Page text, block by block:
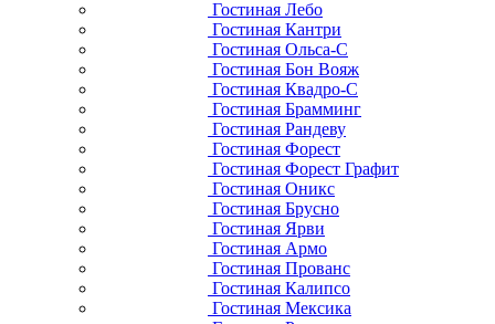
Гостиная Лебо
Гостиная Кантри
Гостиная Ольса-С
Гостиная Бон Вояж
Гостиная Квадро-С
Гостиная Брамминг
Гостиная Рандеву
Гостиная Форест
Гостиная Форест Графит
Гостиная Оникс
Гостиная Брусно
Гостиная Ярви
Гостиная Армо
Гостиная Прованс
Гостиная Калипсо
Гостиная Мексика